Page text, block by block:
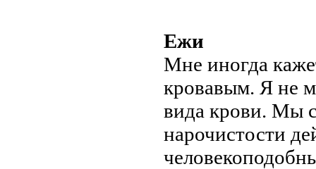
Ежи
Мне иногда
кровавым. Я не
вида крови. Мы
нарочистости